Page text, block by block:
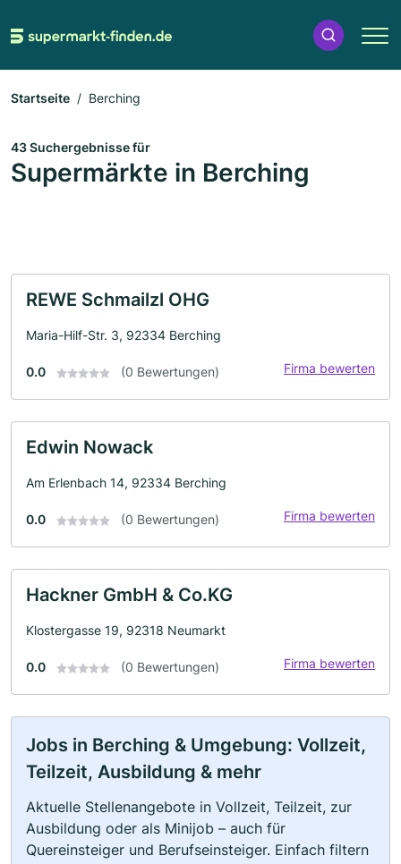
Startseite Berching
43 Suchergebnisse für
Supermärkte in Berching
REWE Schmailzl OHG
Maria-Hilf-Str. 3, 92334 Berching
0.0 (0 Bewertungen) Firma bewerten
Edwin Nowack
Am Erlenbach 14, 92334 Berching
0.0 (0 Bewertungen) Firma bewerten
Hackner GmbH & Co.KG
Klostergasse 19, 92318 Neumarkt
0.0 (0 Bewertungen) Firma bewerten
Jobs in Berching & Umgebung: Vollzeit,
Teilzeit, Ausbildung & mehr
Aktuelle Stellenangebote in Vollzeit, Teilzeit, zur
Ausbildung oder als Minijob – auch für
Quereinsteiger und Berufseinsteiger. Einfach filtern